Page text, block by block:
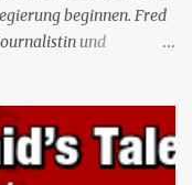
beginnen. Fred
und
ab. Gegenwart. Die
Mexiko, um ein für
zu unterzeichnen.